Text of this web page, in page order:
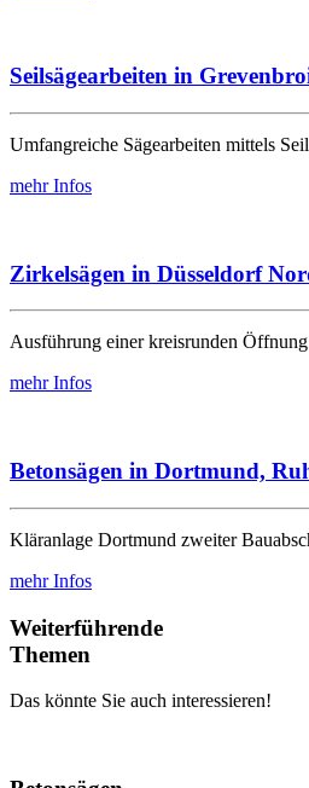
Seilsägearbeiten in
Umfangreiche Sägearbeiten mittels
mehr Infos
Zirkelsägen in Düsseldorf
Ausführung einer kreisrunden
mehr Infos
Betonsägen in Dortmund,
Kläranlage Dortmund zweiter
mehr Infos
Weiterführende
Themen
Das könnte Sie auch interessieren!